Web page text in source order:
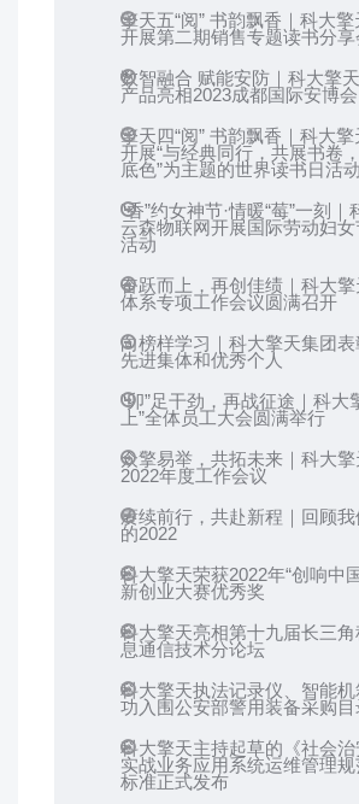
擎天五“阅” 书韵飘香｜科大
开展第二期销售专题读书分享
数智融合 赋能安防｜科大擎
产品亮相2023成都国际安博会
擎天四“阅” 书韵飘香｜科大
开展“与经典同行，共展书卷
底色”为主题的世界读书日活动
“香”约女神节·情暖“莓”一刻｜
云森物联网开展国际劳动妇
活动
奋跃而上，再创佳绩｜科大擎
体系专项工作会议圆满召开
向榜样学习｜科大擎天集团表
先进集体和优秀个人
“卯”足干劲，再战征途｜科大
上”全体员工大会圆满举行
众擎易举，共拓未来｜科大
2022年度工作会议
赓续前行，共赴新程｜回顾
的2022
科大擎天荣获2022年“创响中
新创业大赛优秀奖
科大擎天亮相第十九届长三
息通信技术分论坛
科大擎天执法记录仪、智能
功入围公安部警用装备采购目
科大擎天主持起草的《社会
实战业务应用系统运维管理
标准正式发布